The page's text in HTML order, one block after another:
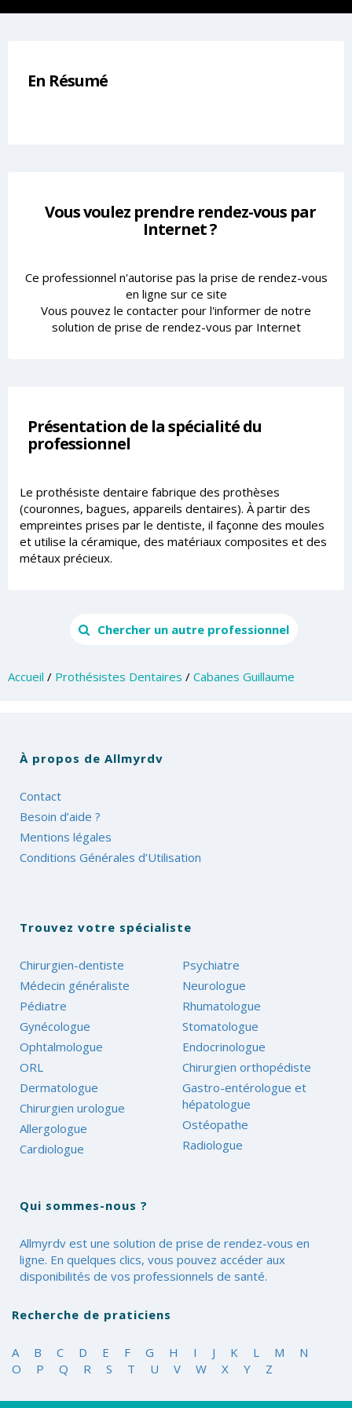
En Résumé
Vous voulez prendre rendez-vous par
Internet ?
Ce professionnel n'autorise pas la prise de rendez-vous
en ligne sur ce site
Vous pouvez le contacter pour l'informer de notre
solution de prise de rendez-vous par Internet
Présentation de la spécialité du
professionnel
Le prothésiste dentaire fabrique des prothèses
(couronnes, bagues, appareils dentaires). À partir des
empreintes prises par le dentiste, il façonne des moules
et utilise la céramique, des matériaux composites et des
métaux précieux.
Chercher un autre professionnel
Accueil / Prothésistes Dentaires / Cabanes Guillaume
À propos de Allmyrdv
Contact
Besoin d’aide ?
Mentions légales
Conditions Générales d’Utilisation
Trouvez votre spécialiste
Chirurgien-dentiste
Médecin généraliste
Pédiatre
Gynécologue
Ophtalmologue
ORL
Dermatologue
Chirurgien urologue
Allergologue
Cardiologue
Psychiatre
Neurologue
Rhumatologue
Stomatologue
Endocrinologue
Chirurgien orthopédiste
Gastro-entérologue et
hépatologue
Ostéopathe
Radiologue
Qui sommes-nous ?
Allmyrdv est une solution de prise de rendez-vous en
ligne. En quelques clics, vous pouvez accéder aux
disponibilités de vos professionnels de santé.
Recherche de praticiens
A B C D E F G H I J K L M
N
O
P Q R S T U V W X Y Z